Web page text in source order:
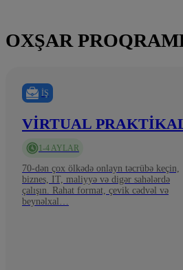
OXŞAR
İŞ
VIRTUAL
1-4 AYLAR
70-dən çox ölkədə onlayn təcrübə keçin,
biznes, IT, maliyyə və digər sahələrdə
çalışın. Rahat format, çevik cədvəl və
beynəlxal…